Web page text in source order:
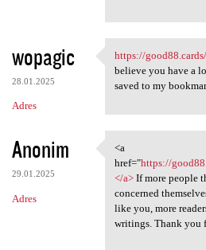
wopagic
28.01.2025
Adres
https://
https://good88.cards/
believe you have a
saved to my
Anonim
29.01.2025
Adres
<a
<a
href="https://
</a>If more people
concerned
like you, more
writings. Thank you